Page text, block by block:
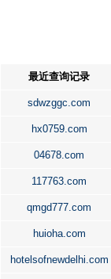
最近查询记录
sdwzggc.com
hx0759.com
04678.com
117763.com
qmgd777.com
huioha.com
hotelsofnewdelhi.com